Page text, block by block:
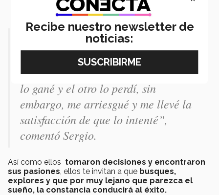
Enfrenta tus temores.No le temas al fracaso. Experimenta y
participa en actividades que te permitan conocerte.
“Tomé la decisión de participar en
dos festivales de la canción
organizados por el Tec, uno de ellos
lo gané y el otro lo perdí, sin
embargo, me arriesgué y me llevé la
satisfacción de que lo intenté”,
comentó Sergio.
Así como ellos tomaron decisiones y encontraron
sus pasiones , ellos te invitan a que busques,
explores y que por muy lejano que parezca el
sueño, la constancia conducirá al éxito.
Recibe nuestro newsletter de
noticias: